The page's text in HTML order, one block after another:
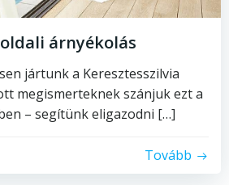
árnyékolás
jártunk a Keresztesszilvia
megismerteknek szánjuk ezt a
– segítünk eligazodni […]
Tovább